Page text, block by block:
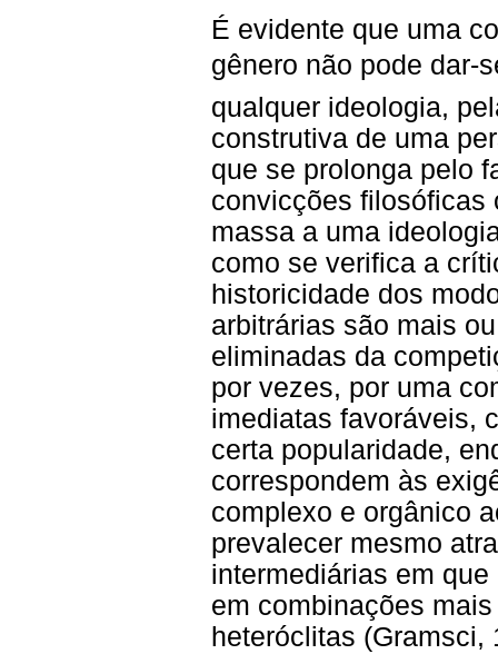
É evidente que uma
gênero não pode dar-
qualquer ideologia,
construtiva de uma
que se prolonga pelo
convicções filosóficas
massa a uma
como se verifica a
historicidade dos
arbitrárias são mais
eliminadas da
por vezes, por uma
imediatas favoráveis,
certa popularidade,
correspondem às
complexo e orgânico
prevalecer mesmo
intermediárias em
em combinações
heteróclitas (Gramsci,